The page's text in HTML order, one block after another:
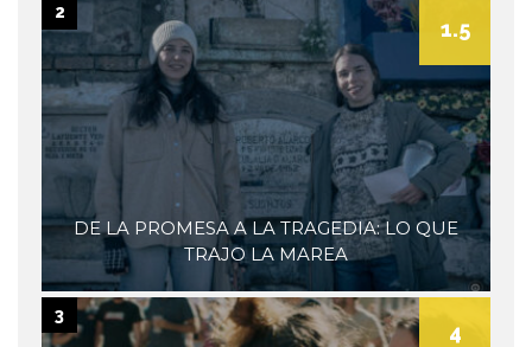
DE LA PROMESA A LA TRAGEDIA: LO QUE
TRAJO LA MAREA
1.5
2
4
3